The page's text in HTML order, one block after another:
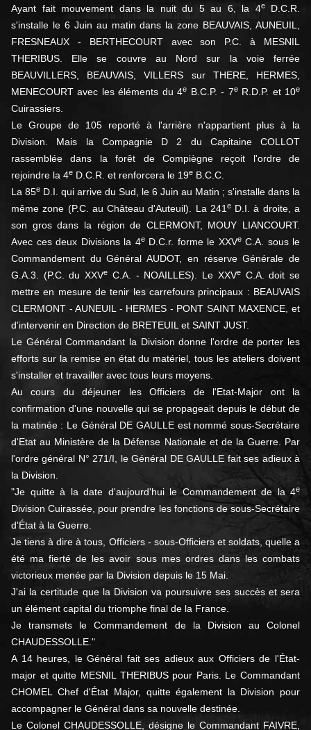
Ayant fait mouvement dans la nuit du 5 au 6, la 4eD.C.R.
s'installe le 6 Juin au matin dans la zone BEAUVAIS, AUNEUIL,
FRESNEAUX - BERTHECOURT avec son P.C. à MESNIL
THERIBUS. Elle se couvre au Nord sur la voie ferrée
BEAUVILLERS, BEAUVAIS, VILLERS sur THERE, HERMES,
MENECOURT avec les éléments du 4e B.C.P. - 7eR.D.P. et 10e
Cuirassiers.
Le Groupe de 105 reporté à l'arrière n'appartient plus à la
Division. Mais la Compagnie D 2 du Capitaine COLLOT
rassemblée dans la forêt de Compiègne reçoit l'ordre de
rejoindre la 4e D.C.R. et renforcera le 19e B.C.C.
La 85e D.I. qui arrive du Sud, le 6 Juin au Matin ; s'installe dans la
même zone (P.C. au Château d'Auteuil). La 241 eD.I. à droite, a
son gros dans la région de CLERMONT, MOUY LIANCOURT.
Avec ces deux Divisions la 4eD.C.r. forme le XXVeC.A. sous le
Commandement du Général AUDOT, en réserve Générale de
G.A.3. (P.C. du XXVe C.A. - NOAILLES). Le XXVeC.A. doit se
mettre en mesure de tenir les carrefours principaux : BEAUVAIS
CLERMONT - AUNEUIL - HERMES - PONT SAINT MAXENCE, et
d'intervenir en Direction de BRETEUIL et SAINT JUST.
Le Général Commandant la Division donne l'ordre de porter les
efforts sur la remise en état du matériel, tous les ateliers doivent
s'installer et travailler avec tous leurs moyens.
Au cours du déjeuner les Officiers de l'Etat-Major ont la
confirmation d'une nouvelle qui se propageait depuis le début de
la matinée : Le Général DE GAULLE est nommé sous-Secrétaire
d'Etat au Ministère de la Défense Nationale et de la Guerre. Par
l'ordre général N° 271/I, le Général DE GAULLE fait ses adieux à
la Division.
"Je quitte à la date d'aujourd'hui le Commandement de la 4e
Division Cuirassée, pour prendre les fonctions de sous-Secrétaire
d'État à la Guerre.
Je tiens à dire à tous, Officiers - sous-Officiers et soldats, quelle a
été ma fierté de les avoir sous mes ordres dans les combats
victorieux menée par la Division depuis le 15 Mai.
J'ai la certitude que la Division va poursuivre ses succès et sera
un élément capital du triomphe final de la France.
Je transmets le Commandement de la Division au Colonel
CHAUDESSOLLE."
A 14 heures, le Général fait ses adieux aux Officiers de l'État-
major et quitte MESNIL THERIBUS pour Paris. Le Commandant
CHOMEL Chef d'État Major, quitte également la Division pour
accompagner le Général dans sa nouvelle destinée.
Le Colonel CHAUDESSOLLE, désigne le Commandant FAIVRE,